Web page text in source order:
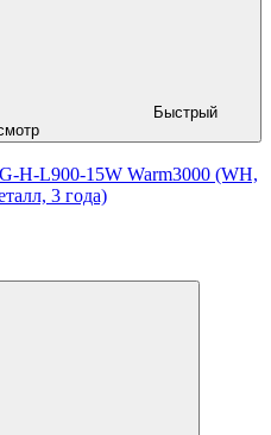
Быстрый
H-L900-15W Warm3000 (WH,
3 года)